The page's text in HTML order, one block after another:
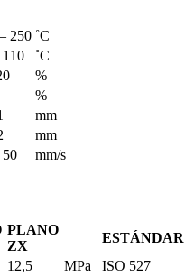
250 ˚C
110
˚C
%
%
mm
mm
50 mm/s
PLANO
ZX
ESTÁNDAR
12,5 MPa
ISO 527